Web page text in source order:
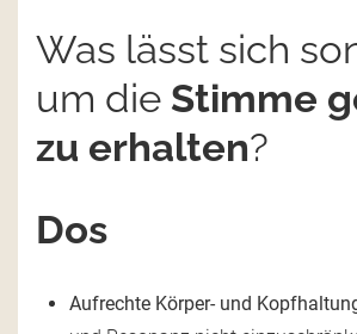
Was lässt sich
um die Stimme
zu erhalten?
Dos
Aufrechte Körper- und